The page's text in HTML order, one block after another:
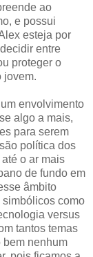
ao
e possui
esteja por
entre
proteger o
jovem.
envolvimento
algo a mais,
para serem
política dos
o ar mais
de fundo em
âmbito
como
versus
tantos temas
nenhum